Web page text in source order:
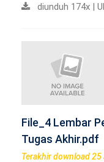
diunduh 174x |
File_4 Lembar
Tugas Akhir.pdf
Terakhir download